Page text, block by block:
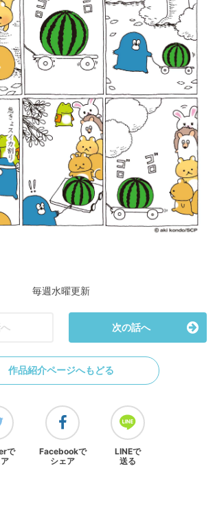
毎週水曜更新
次の話へ
作品紹介ページへもどる
で
Facebookで
シェア
LINEで
送る